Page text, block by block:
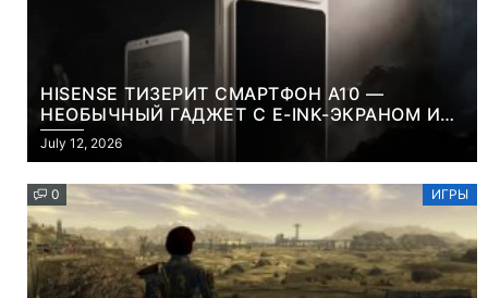
HISENSE ТИЗЕРИТ СМАРТФОН A10 —
НЕОБЫЧНЫЙ ГАДЖЕТ С E-INK-ЭКРАНОМ И
СЪЕМНОЙ LCD-ПАНЕЛЬЮ ДЛЯ ЦВЕТНОГО
КОНТЕНТА И СОЦСЕТЕЙ
July 12, 2026
0 ИГРЫ